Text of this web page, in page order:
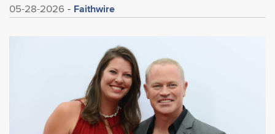
05-28-2026 Faithwire